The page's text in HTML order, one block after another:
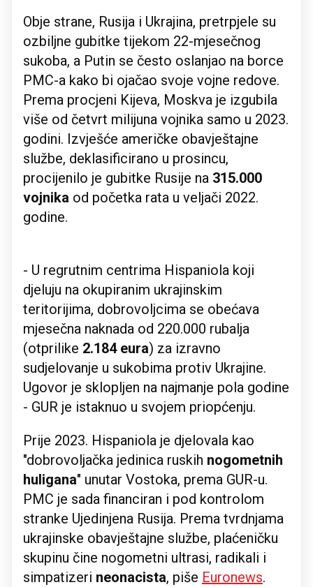
Obje strane, Rusija i Ukrajina, pretrpjele su
ozbiljne gubitke tijekom 22-mjesečnog
sukoba, a Putin se često oslanjao na borce
PMC-a kako bi ojačao svoje vojne redove.
Prema procjeni Kijeva, Moskva je izgubila
više od četvrt milijuna vojnika samo u 2023.
godini. Izvješće američke obavještajne
službe, deklasificirano u prosincu,
procijenilo je gubitke Rusije na 315.000
vojnika od početka rata u veljači 2022.
godine.
- U regrutnim centrima Hispaniola koji
djeluju na okupiranim ukrajinskim
teritorijima, dobrovoljcima se obećava
mjesečna naknada od 220.000 rubalja
(otprilike 2.184 eura) za izravno
sudjelovanje u sukobima protiv Ukrajine.
Ugovor je sklopljen na najmanje pola godine
- GUR je istaknuo u svojem priopćenju.
Prije 2023. Hispaniola je djelovala kao
"dobrovoljačka jedinica ruskih nogometnih
huligana" unutar Vostoka, prema GUR-u.
PMC je sada financiran i pod kontrolom
stranke Ujedinjena Rusija. Prema tvrdnjama
ukrajinske obavještajne službe, plaćeničku
skupinu čine nogometni ultrasi, radikali i
simpatizeri neonacista, piše Euronews.